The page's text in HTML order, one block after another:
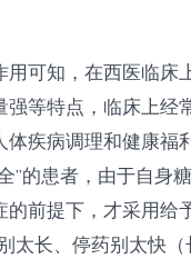
可知，在西医临床
等特点，临床上经
疾病调理和健康福
”的患者，由于自身
前提下，才采用给
太长、停药别太快